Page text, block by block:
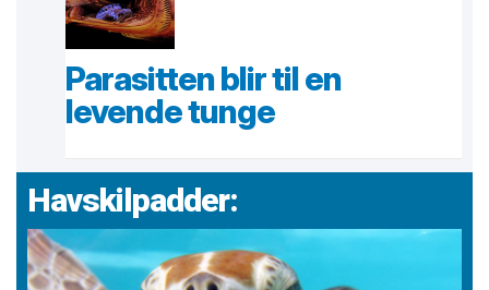
Parasitten blir til en
levende tunge
Havskilpadder: